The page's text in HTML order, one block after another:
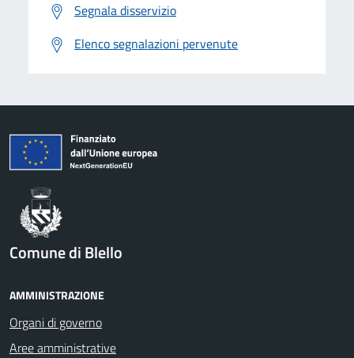
Segnala disservizio
Elenco segnalazioni pervenute
Comune di Blello
AMMINISTRAZIONE
Organi di governo
Aree amministrative